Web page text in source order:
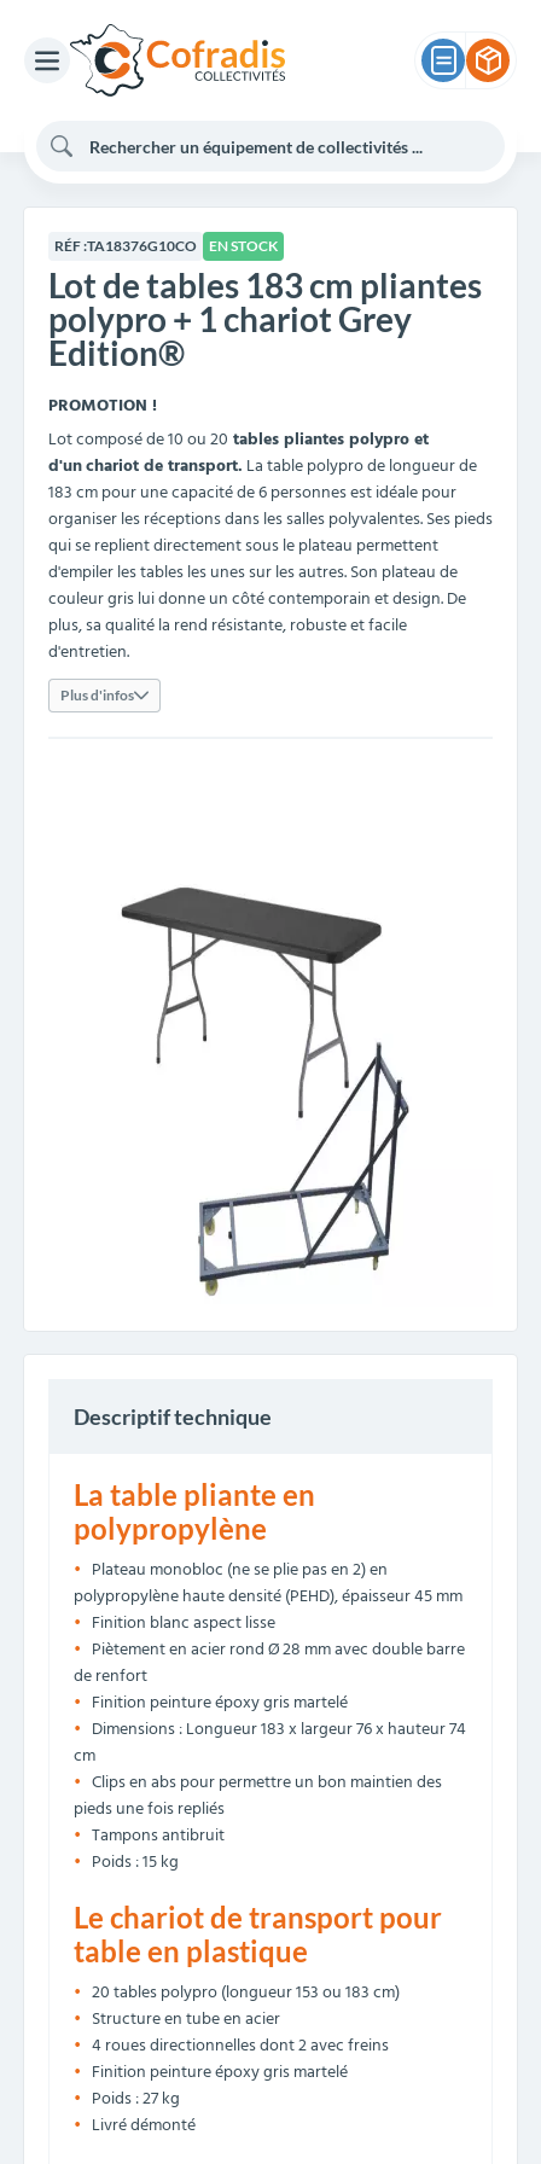
RÉF :TA18376G10CO EN STOCK
Lot de tables 183 cm pliantes
polypro + 1 chariot Grey
Edition®
PROMOTION !
Lot composé de 10 ou 20 tables pliantes polypro et
d'unchariot de transport. La table polypro de longueur de
183 cm pour une capacité de 6 personnes est idéale pour
organiser les réceptions dans les salles polyvalentes. Ses pieds
qui se replient directement sous le plateau permettent
d'empiler les tables les unes sur les autres. Son plateau de
couleur gris lui donne un côté contemporain et design. De
plus, sa qualité la rend résistante, robuste et facile
d'entretien.
Plus d'infos
Descriptif technique
La table pliante en
polypropylène
Plateau monobloc (ne se plie pas en 2) en
polypropylène haute densité (PEHD), épaisseur 45 mm
Finition blanc aspect lisse
Piètement en acier rond Ø 28 mm avec double barre
de renfort
Finition peinture époxy gris martelé
Dimensions : Longueur 183 x largeur 76 x hauteur 74
cm
Clips en abs pour permettre un bon maintien des
pieds une fois repliés
Tampons antibruit
Poids : 15 kg
Le chariot de transport pour
table en plastique
20 tables polypro (longueur 153 ou 183 cm)
Structure en tube en acier
4 roues directionnelles dont 2 avec freins
Finition peinture époxy gris martelé
Poids : 27 kg
Livré démonté